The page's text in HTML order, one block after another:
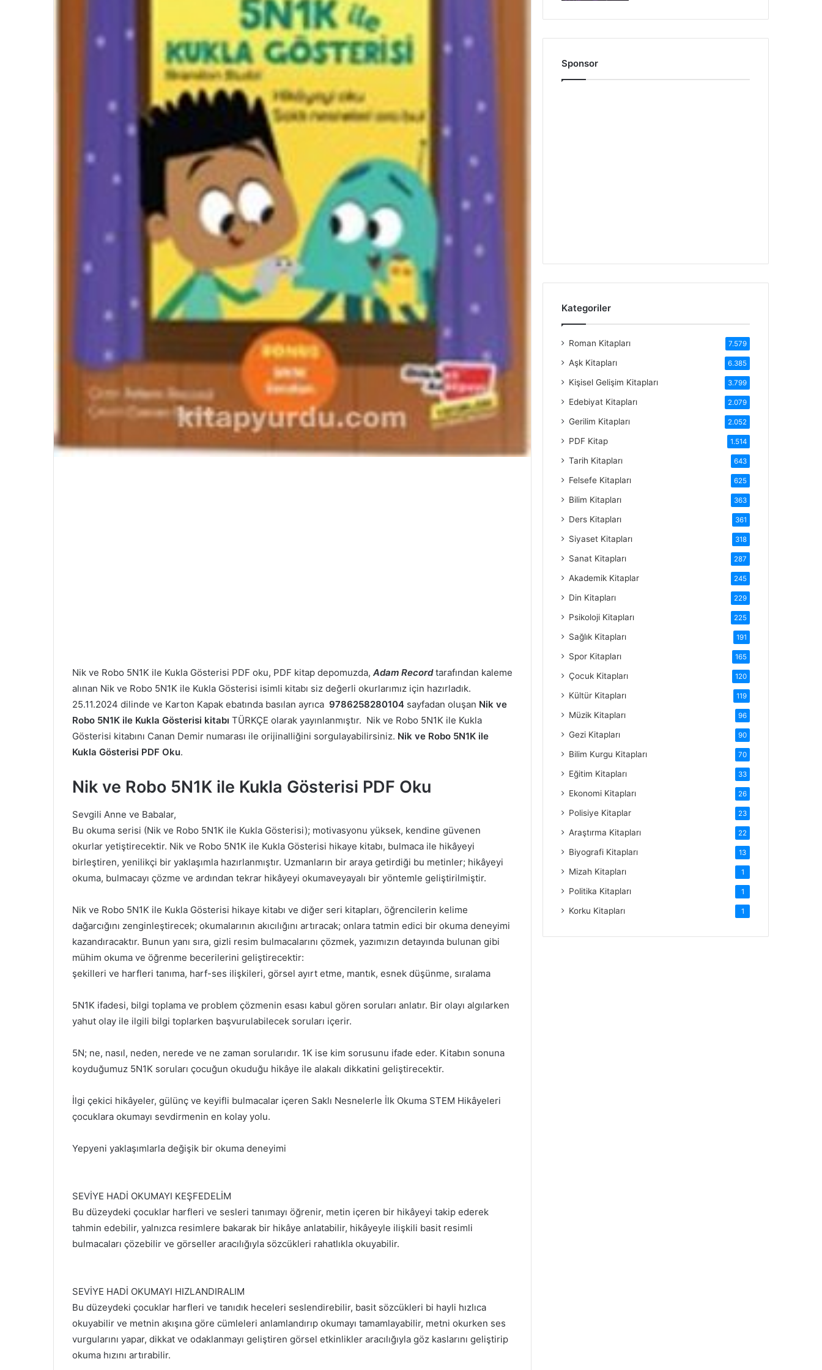
Nik ve Robo 5N1K ile Kukla Gösterisi PDF oku, PDF kitap depomuzda, Adam Recordtarafından kaleme
alınan Nik ve Robo 5N1K ile Kukla Gösterisi isimli kitabı siz değerli okurlarımız için hazırladık.
25.11.2024 dilinde ve Karton Kapak ebatında basılan ayrıca 9786258280104 sayfadan oluşan Nik ve
Robo 5N1K ile Kukla Gösterisi kitabı TÜRKÇE olarak yayınlanmıştır. Nik ve Robo 5N1K ile Kukla
Gösterisi kitabını Canan Demir numarası ile orijinalliğini sorgulayabilirsiniz. Nik ve Robo 5N1K ile
Kukla Gösterisi PDF Oku.
Nik ve Robo 5N1K ile Kukla Gösterisi PDF Oku
Sevgili Anne ve Babalar,
Bu okuma serisi (Nik ve Robo 5N1K ile Kukla Gösterisi); motivasyonu yüksek, kendine güvenen
okurlar yetiştirecektir. Nik ve Robo 5N1K ile Kukla Gösterisi hikaye kitabı, bulmaca ile hikâyeyi
birleştiren, yenilikçi bir yaklaşımla hazırlanmıştır. Uzmanların bir araya getirdiği bu metinler; hikâyeyi
okuma, bulmacayı çözme ve ardından tekrar hikâyeyi okumaveyayalı bir yöntemle geliştirilmiştir.
Nik ve Robo 5N1K ile Kukla Gösterisi hikaye kitabı ve diğer seri kitapları, öğrencilerin kelime
dağarcığını zenginleştirecek; okumalarının akıcılığını artıracak; onlara tatmin edici bir okuma deneyimi
kazandıracaktır. Bunun yanı sıra, gizli resim bulmacalarını çözmek, yazımızın detayında bulunan gibi
mühim okuma ve öğrenme becerilerini geliştirecektir:
şekilleri ve harfleri tanıma, harf-ses ilişkileri, görsel ayırt etme, mantık, esnek düşünme, sıralama
5N1K ifadesi, bilgi toplama ve problem çözmenin esası kabul gören soruları anlatır. Bir olayı algılarken
yahut olay ile ilgili bilgi toplarken başvurulabilecek soruları içerir.
5N; ne, nasıl, neden, nerede ve ne zaman sorularıdır. 1K ise kim sorusunu ifade eder. Kitabın sonuna
koyduğumuz 5N1K soruları çocuğun okuduğu hikâye ile alakalı dikkatini geliştirecektir.
İlgi çekici hikâyeler, gülünç ve keyifli bulmacalar içeren Saklı Nesnelerle İlk Okuma STEM Hikâyeleri
çocuklara okumayı sevdirmenin en kolay yolu.
Yepyeni yaklaşımlarla değişik bir okuma deneyimi
SEVİYE HADİ OKUMAYI KEŞFEDELİM
Bu düzeydeki çocuklar harfleri ve sesleri tanımayı öğrenir, metin içeren bir hikâyeyi takip ederek
tahmin edebilir, yalnızca resimlere bakarak bir hikâye anlatabilir, hikâyeyle ilişkili basit resimli
bulmacaları çözebilir ve görseller aracılığıyla sözcükleri rahatlıkla okuyabilir.
SEVİYE HADİ OKUMAYI HIZLANDIRALIM
Bu düzeydeki çocuklar harfleri ve tanıdık heceleri seslendirebilir, basit sözcükleri bi hayli hızlıca
okuyabilir ve metnin akışına göre cümleleri anlamlandırıp okumayı tamamlayabilir, metni okurken ses
vurgularını yapar, dikkat ve odaklanmayı geliştiren görsel etkinlikler aracılığıyla göz kaslarını geliştirip
okuma hızını artırabilir.
Sponsor
Kategoriler
Roman Kitapları 7.579
Aşk Kitapları 6.385
Kişisel Gelişim Kitapları 3.799
Edebiyat Kitapları 2.079
Gerilim Kitapları 2.052
PDF Kitap 1.514
Tarih Kitapları 643
Felsefe Kitapları 625
Bilim Kitapları 363
Ders Kitapları 361
Siyaset Kitapları 318
Sanat Kitapları 287
Akademik Kitaplar 245
Din Kitapları 229
Psikoloji Kitapları 225
Sağlık Kitapları 191
Spor Kitapları 165
Çocuk Kitapları 120
Kültür Kitapları 119
Müzik Kitapları 96
Gezi Kitapları 90
Bilim Kurgu Kitapları 70
Eğitim Kitapları 33
Ekonomi Kitapları 26
Polisiye Kitaplar 23
Araştırma Kitapları 22
Biyografi Kitapları 13
Mizah Kitapları 1
Politika Kitapları 1
Korku Kitapları 1